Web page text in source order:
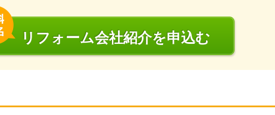
リフォーム会社紹介を申込む